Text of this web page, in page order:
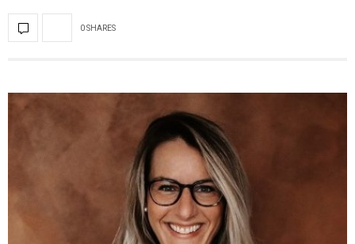
0 SHARES